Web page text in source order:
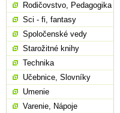
Rodičovstvo, Pedagogika
Sci - fi, fantasy
Spoločenské vedy
Starožitné knihy
Technika
Učebnice, Slovníky
Umenie
Varenie, Nápoje